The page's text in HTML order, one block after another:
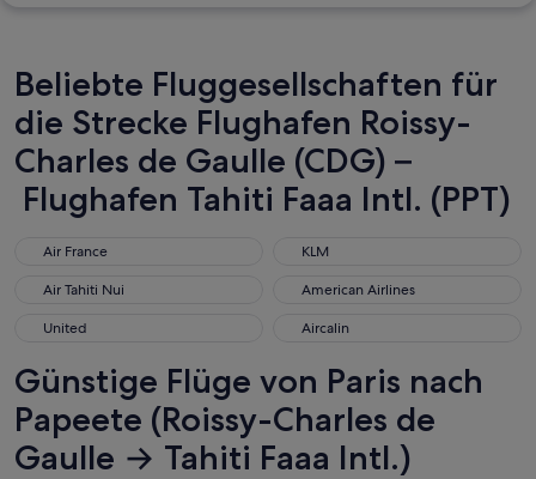
Beliebte Fluggesellschaften für
die Strecke Flughafen Roissy-
Charles de Gaulle (CDG) –
Flughafen Tahiti Faaa Intl. (PPT)
Air France
Air France KLM
KLM
Air Tahiti Nui
Air Tahiti Nui American Airlines
American Airlines
United
United Aircalin
Aircalin
Günstige Flüge von Paris nach
Papeete (Roissy-Charles de
Gaulle → Tahiti Faaa Intl.)